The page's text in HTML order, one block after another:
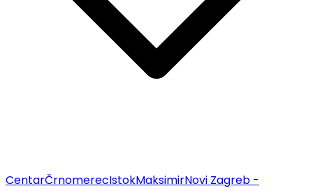
CentarČrnomerecIstokMaksimirNovi Zagreb -